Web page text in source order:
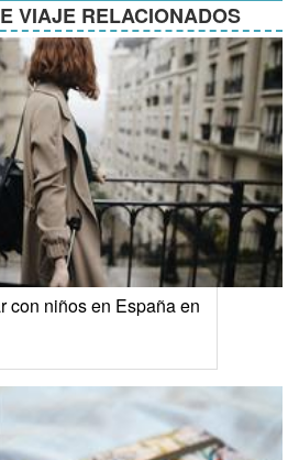
VIAJE RELACIONADOS
con niños en España en